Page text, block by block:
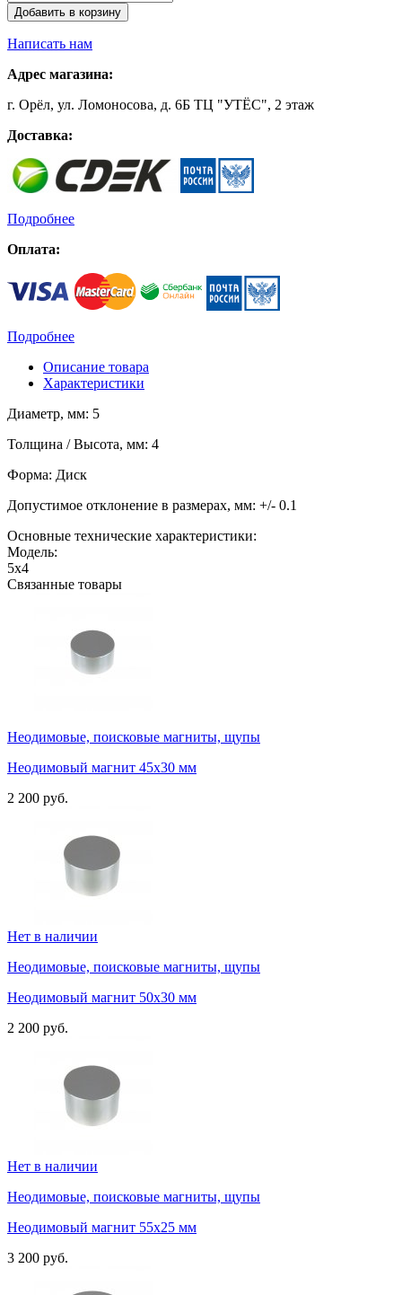
Добавить в корзину
Написать нам
Адрес магазина:
г. Орёл, ул. Ломоносова, д. 6Б ТЦ "УТЁС", 2 этаж
Доставка:
Подробнее
Оплата:
Подробнее
Описание товара
Характеристики
Диаметр, мм: 5
Толщина / Высота, мм: 4
Форма: Диск
Допустимое отклонение в размерах, мм: +/- 0.1
Основные технические характеристики:
Модель:
5х4
Связанные товары
Неодимовые, поисковые магниты, щупы
Неодимовый магнит 45х30 мм
2 200 руб.
Нет в наличии
Неодимовые, поисковые магниты, щупы
Неодимовый магнит 50х30 мм
2 200 руб.
Нет в наличии
Неодимовые, поисковые магниты, щупы
Неодимовый магнит 55х25 мм
3 200 руб.